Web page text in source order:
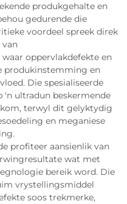
produkgehalte en
gedurende die
voordeel spreek direk
oppervlakdefekte en
produkinstemming en
Die spesialiseerde
ultradun beskermende
terwyl dit gelyktydig
en meganiese
profiteer aansienlik van
wat met
bereik word. Die
vrystellingsmiddel
soos trekmerke,